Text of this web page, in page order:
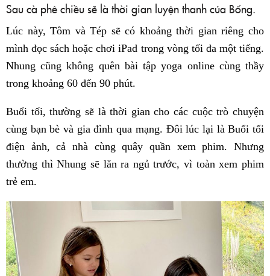
Sau cà phê chiều sẽ là thời gian luyện thanh của Bống.
Lúc này, Tôm và Tép sẽ có khoảng thời gian riêng cho
mình đọc sách hoặc chơi iPad trong vòng tối đa một tiếng.
Nhung cũng không quên bài tập yoga online cùng thầy
trong khoảng 60 đến 90 phút.
Buổi tối, thường sẽ là thời gian cho các cuộc trò chuyện
cùng bạn bè và gia đình qua mạng. Đôi lúc lại là Buổi tối
điện ảnh, cả nhà cùng quây quần xem phim. Nhưng
thường thì Nhung sẽ lăn ra ngủ trước, vì toàn xem phim
trẻ em.